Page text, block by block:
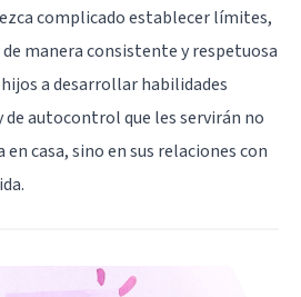
complicado establecer límites,
manera consistente y respetuosa
a desarrollar habilidades
de autocontrol que les servirán no
casa, sino en sus relaciones con